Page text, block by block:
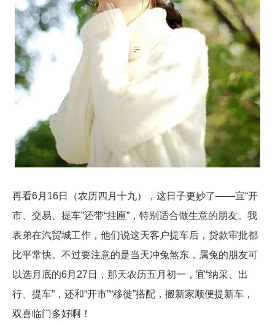
再看6月16日（农历四月十九），这日子更妙了——宜“开
市、交易、提车”还带“挂匾”，特别适合做生意的朋友。我
表弟在汽贸城工作，他们说这天客户提车后，贷款审批都
比平常快。不过要注意的是当天冲兔煞东，属兔的朋友可
以选月底的6月27日，那天农历五月初一，宜“纳采、出
行、提车”，还和“开市”“移徙”搭配，搬新家顺便提新车，
双喜临门多好啊！